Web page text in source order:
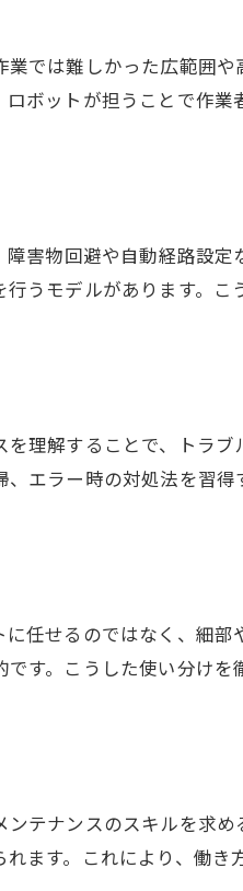
では難しかった広範囲
ボットが担うことで作業
害物回避や自動経路設定
うモデルがあります。こ
理解することで、トラブ
エラー時の対処法を習得
任せるのではなく、細部
す。こうした使い分けを
テナンスのスキルを求
ます。これにより、働き